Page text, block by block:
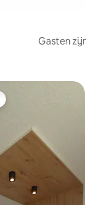
Gasten